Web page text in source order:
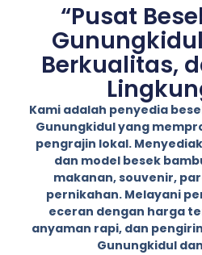
“Pusat
Berkualitas,
Kami adalah penyedia
Gunungkidul yang
pengrajin lokal.
dan model besek
makanan, souvenir,
pernikahan. Melayani
eceran dengan harga
anyaman rapi, dan
Gunungkidul